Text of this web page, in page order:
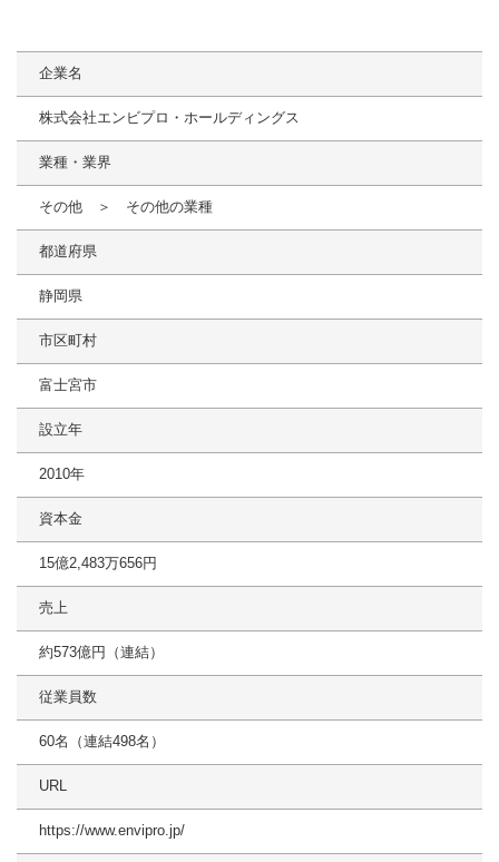
企業名
株式会社エンビプロ・ホールディングス
業種・業界
その他 ＞ その他の業種
都道府県
静岡県
市区町村
富士宮市
設立年
2010年
資本金
15億2,483万656円
売上
約573億円（連結）
従業員数
60名（連結498名）
URL
https://www.envipro.jp/